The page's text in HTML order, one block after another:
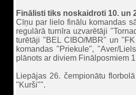
Finālisti tiks noskaidroti 10. un
Cīņu par lielo finālu komandas
regulārā turnīra uzvarētāji
turētāji "BEL CIBO/MBR" un
komandas "Priekule", "Aver/
plānots ar diviem Finālposmiem
Liepājas 26. čempionātu
"Kurši"".